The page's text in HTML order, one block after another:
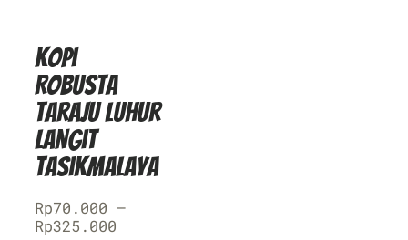
Kopi
Robusta
Taraju Luhur
Langit
Tasikmalaya
Rp70.000 –
Rp325.000